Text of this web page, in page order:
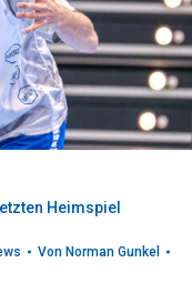
Heimspiel
Von Norman Gunkel